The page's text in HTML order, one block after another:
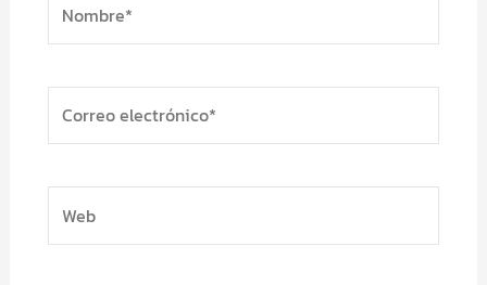
electrónico*